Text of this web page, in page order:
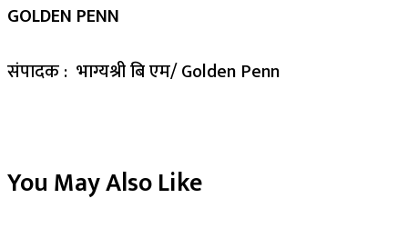
GOLDEN PENN
संपादक : भाग्यश्री बि एम/ Golden Penn
You May Also Like